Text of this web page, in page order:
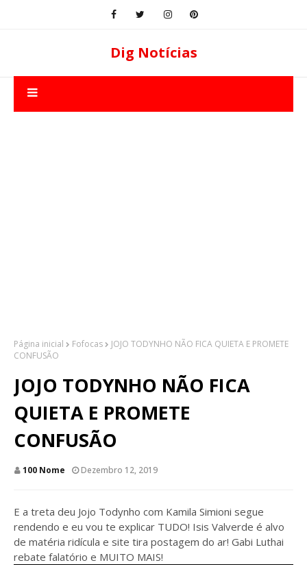
Dig Notícias
Página inicial Fofocas
JOJO TODYNHO NÃO FICA QUIETA E PROMETE
CONFUSÃO
JOJO TODYNHO NÃO FICA
QUIETA E PROMETE
CONFUSÃO
100 Nome Dezembro 12, 2019
E a treta deu Jojo Todynho com Kamila Simioni segue
rendendo e eu vou te explicar TUDO! Isis Valverde é alvo
de matéria ridícula e site tira postagem do ar! Gabi Luthai
rebate falatório e MUITO MAIS!